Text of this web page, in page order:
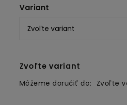
Zvoľte variant
Môžeme doručiť do: Zvoľte
Variant